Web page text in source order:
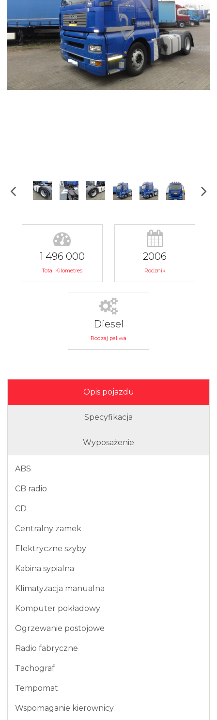
1 496 000
Total Kilometres
2006
Rocznik
Diesel
Rodzaj paliwa
Opis pojazdu
Specyfikacja
Wyposażenie
ABS
CB radio
CD
Centralny zamek
Elektryczne szyby
Kabina sypialna
Klimatyzacja manualna
Komputer pokładowy
Ogrzewanie postojowe
Radio fabryczne
Tachograf
Tempomat
Wspomaganie kierownicy